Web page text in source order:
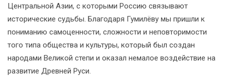
Центральной Азии, с которыми Россию связывают
исторические судьбы. Благодаря Гумилёву мы пришли к
пониманию самоценности, сложности и неповторимости
того типа общества и культуры, который был создан
народами Великой степи и оказал немалое воздействие на
развитие Древней Руси.